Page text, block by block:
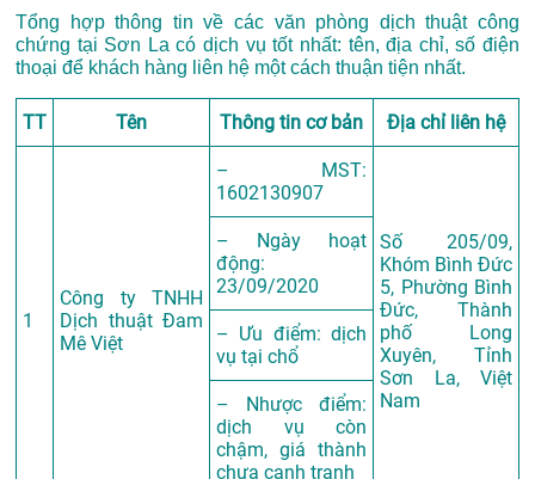
Tổng hợp thông tin về các văn phòng dịch thuật công
chứng tại Sơn La có dịch vụ tốt nhất: tên, địa chỉ, số điện
thoại để khách hàng liên hệ một cách thuận tiện nhất.
TT Tên Thông tin cơ bản Địa chỉ liên hệ
1
Công ty TNHH
Dịch thuật Đam
Mê Việt
– MST:
1602130907
Số 205/09,
Khóm Bình Đức
5, Phường Bình
Đức, Thành
phố Long
Xuyên, Tỉnh
Sơn La, Việt
Nam
– Ngày hoạt
động:
23/09/2020
– Ưu điểm: dịch
vụ tại chổ
– Nhược điểm:
dịch vụ còn
chậm, giá thành
chưa cạnh tranh